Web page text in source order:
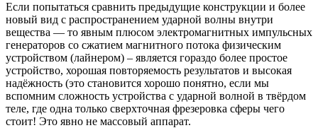
Если попытаться сравнить предыдущие конструкции и более
новый вид с распространением ударной волны внутри
вещества — то явным плюсом электромагнитных импульсных
генераторов со сжатием магнитного потока физическим
устройством (лайнером) – является гораздо более простое
устройство, хорошая повторяемость результатов и высокая
надёжность (это становится хорошо понятно, если мы
вспомним сложность устройства с ударной волной в твёрдом
теле, где одна только сверхточная фрезеровка сферы чего
стоит! Это явно не массовый аппарат.